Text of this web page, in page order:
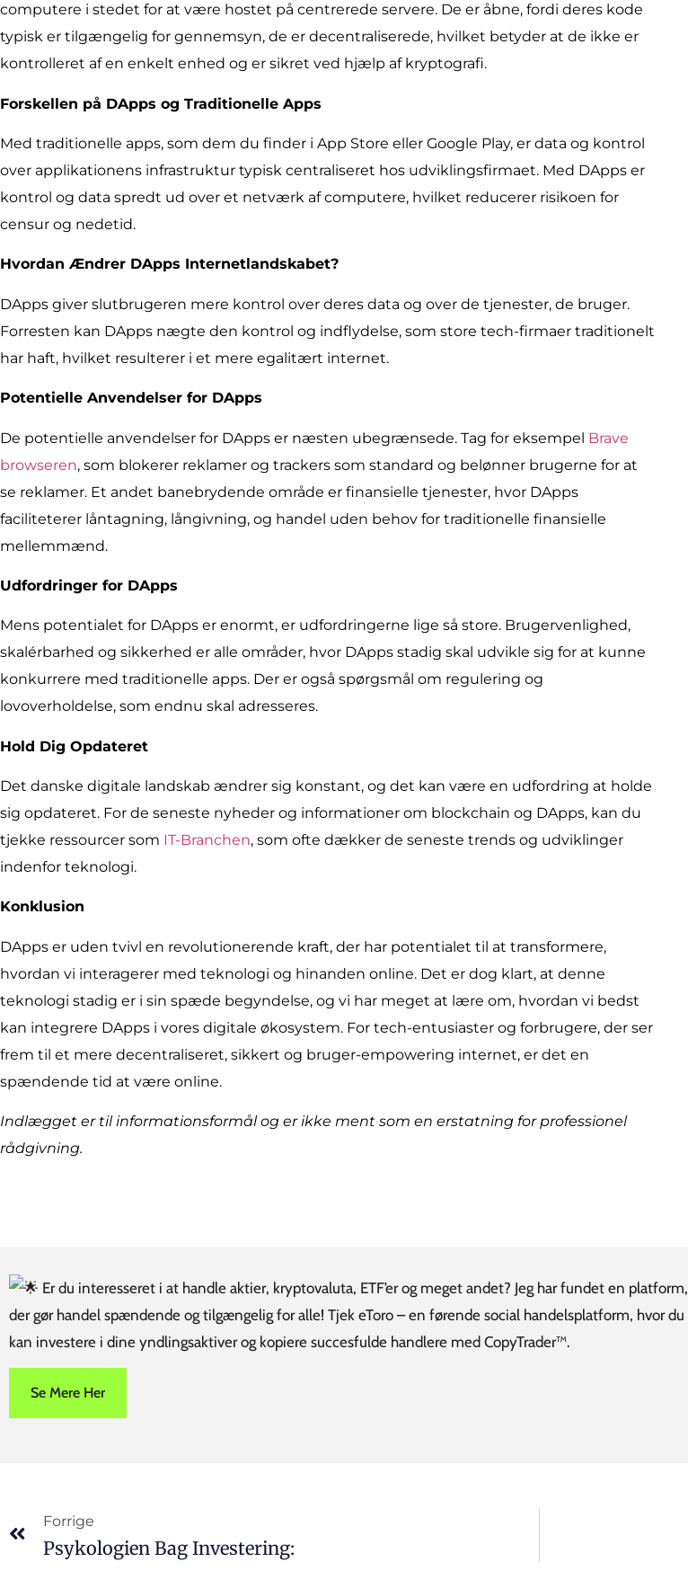
computere i stedet for at være hostet på centrerede servere. De er åbne, fordi deres kode
typisk er tilgængelig for gennemsyn, de er decentraliserede, hvilket betyder at de ikke er
kontrolleret af en enkelt enhed og er sikret ved hjælp af kryptografi.
Forskellen på DApps og Traditionelle Apps
Med traditionelle apps, som dem du finder i App Store eller Google Play, er data og kontrol
over applikationens infrastruktur typisk centraliseret hos udviklingsfirmaet. Med DApps er
kontrol og data spredt ud over et netværk af computere, hvilket reducerer risikoen for
censur og nedetid.
Hvordan Ændrer DApps Internetlandskabet?
DApps giver slutbrugeren mere kontrol over deres data og over de tjenester, de bruger.
Forresten kan DApps nægte den kontrol og indflydelse, som store tech-firmaer traditionelt
har haft, hvilket resulterer i et mere egalitært internet.
Potentielle Anvendelser for DApps
De potentielle anvendelser for DApps er næsten ubegrænsede. Tag for eksempel Brave
browseren, som blokerer reklamer og trackers som standard og belønner brugerne for at
se reklamer. Et andet banebrydende område er finansielle tjenester, hvor DApps
faciliteterer låntagning, långivning, og handel uden behov for traditionelle finansielle
mellemmænd.
Udfordringer for DApps
Mens potentialet for DApps er enormt, er udfordringerne lige så store. Brugervenlighed,
skalérbarhed og sikkerhed er alle områder, hvor DApps stadig skal udvikle sig for at kunne
konkurrere med traditionelle apps. Der er også spørgsmål om regulering og
lovoverholdelse, som endnu skal adresseres.
Hold Dig Opdateret
Det danske digitale landskab ændrer sig konstant, og det kan være en udfordring at holde
sig opdateret. For de seneste nyheder og informationer om blockchain og DApps, kan du
tjekke ressourcer som IT-Branchen, som ofte dækker de seneste trends og udviklinger
indenfor teknologi.
Konklusion
DApps er uden tvivl en revolutionerende kraft, der har potentialet til at transformere,
hvordan vi interagerer med teknologi og hinanden online. Det er dog klart, at denne
teknologi stadig er i sin spæde begyndelse, og vi har meget at lære om, hvordan vi bedst
kan integrere DApps i vores digitale økosystem. For tech-entusiaster og forbrugere, der ser
frem til et mere decentraliseret, sikkert og bruger-empowering internet, er det en
spændende tid at være online.
Indlægget er til informationsformål og er ikke ment som en erstatning for professionel
rådgivning.
Er du interesseret i at handle aktier, kryptovaluta, ETF’er og meget andet? Jeg har fundet en platform,
der gør handel spændende og tilgængelig for alle! Tjek eToro – en førende social handelsplatform, hvor du
kan investere i dine yndlingsaktiver og kopiere succesfulde handlere med CopyTrader™.
Se Mere Her
Forrige
Psykologien Bag Investering: